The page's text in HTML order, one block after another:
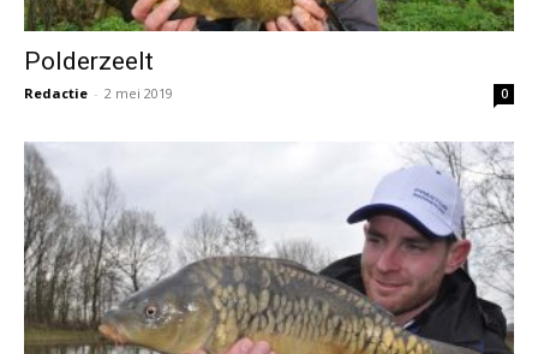
Redactie - 30 april 2019 0